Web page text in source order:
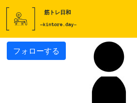
フォローする